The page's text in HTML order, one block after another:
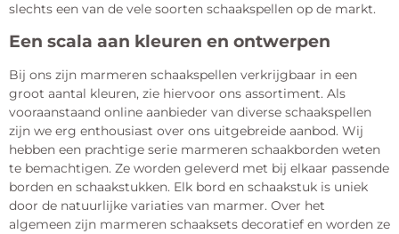
slechts een van de vele soorten schaakspellen op de markt.
Een scala aan kleuren en ontwerpen
Bij ons zijn marmeren schaakspellen verkrijgbaar in een
groot aantal kleuren, zie hiervoor ons assortiment. Als
vooraanstaand online aanbieder van diverse schaakspellen
zijn we erg enthousiast over ons uitgebreide aanbod. Wij
hebben een prachtige serie marmeren schaakborden weten
te bemachtigen. Ze worden geleverd met bij elkaar passende
borden en schaakstukken. Elk bord en schaakstuk is uniek
door de natuurlijke variaties van marmer. Over het
algemeen zijn marmeren schaaksets decoratief en worden ze